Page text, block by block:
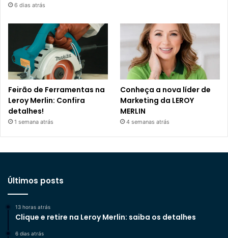
6 dias atrás
Feirão de Ferramentas na
Leroy Merlin: Confira
detalhes!
1 semana atrás
Conheça a nova líder de
Marketing da LEROY
MERLIN
4 semanas atrás
Últimos posts
13 horas atrás
Clique e retire na Leroy Merlin: saiba os detalhes
6 dias atrás